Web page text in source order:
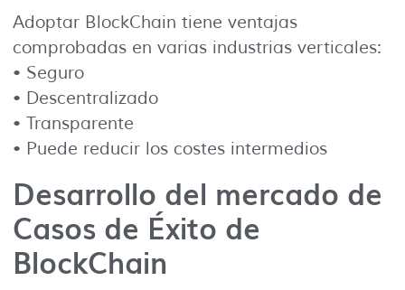
Adoptar BlockChain tiene ventajas
comprobadas en varias industrias verticales:
• Seguro
• Descentralizado
• Transparente
• Puede reducir los costes intermedios
Desarrollo del mercado de
Casos de Éxito de
BlockChain